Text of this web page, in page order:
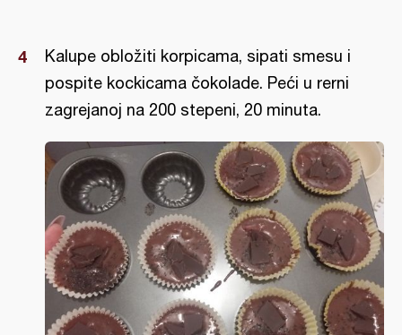
Kalupe obložiti korpicama, sipati smesu i
pospite kockicama čokolade. Peći u rerni
zagrejanoj na 200 stepeni, 20 minuta.